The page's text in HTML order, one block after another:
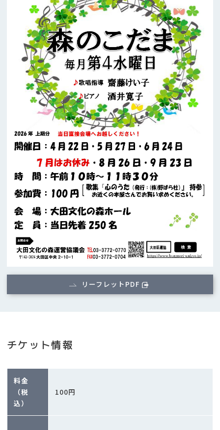
リーフレットPDF
チケット情報
料金
（税
込）
100円